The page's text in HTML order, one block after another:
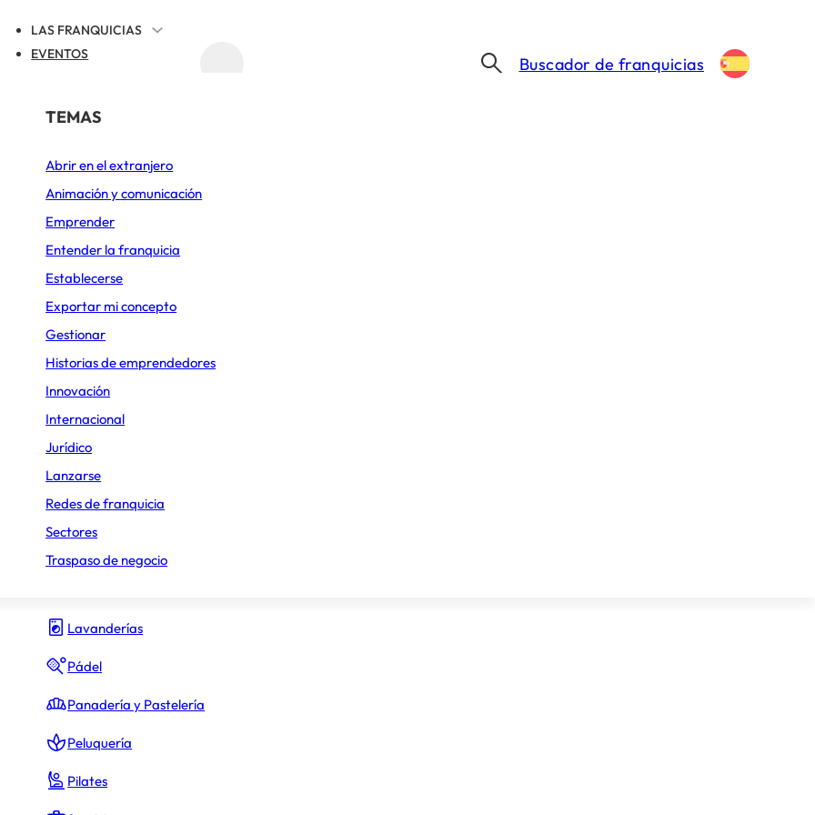
LAS FRANQUICIAS
POR SECTOR
Alimentación
Cafeterías
Comida rápida
Deportes y Ocio
Diseño de cocinas
Hamburguesas
Heladerías
Hostelería y Restauración
Lavanderías
Pádel
Panadería y Pastelería
Peluquería
Pilates
EVENTOS
TEMAS
Abrir en el extranjero
Animación y comunicación
Emprender
Entender la franquicia
Establecerse
Exportar mi concepto
Gestionar
Historias de emprendedores
Innovación
Internacional
Jurídico
Lanzarse
Redes de franquicia
Sectores
Traspaso de negocio
Buscador de franquicias
de entrada (